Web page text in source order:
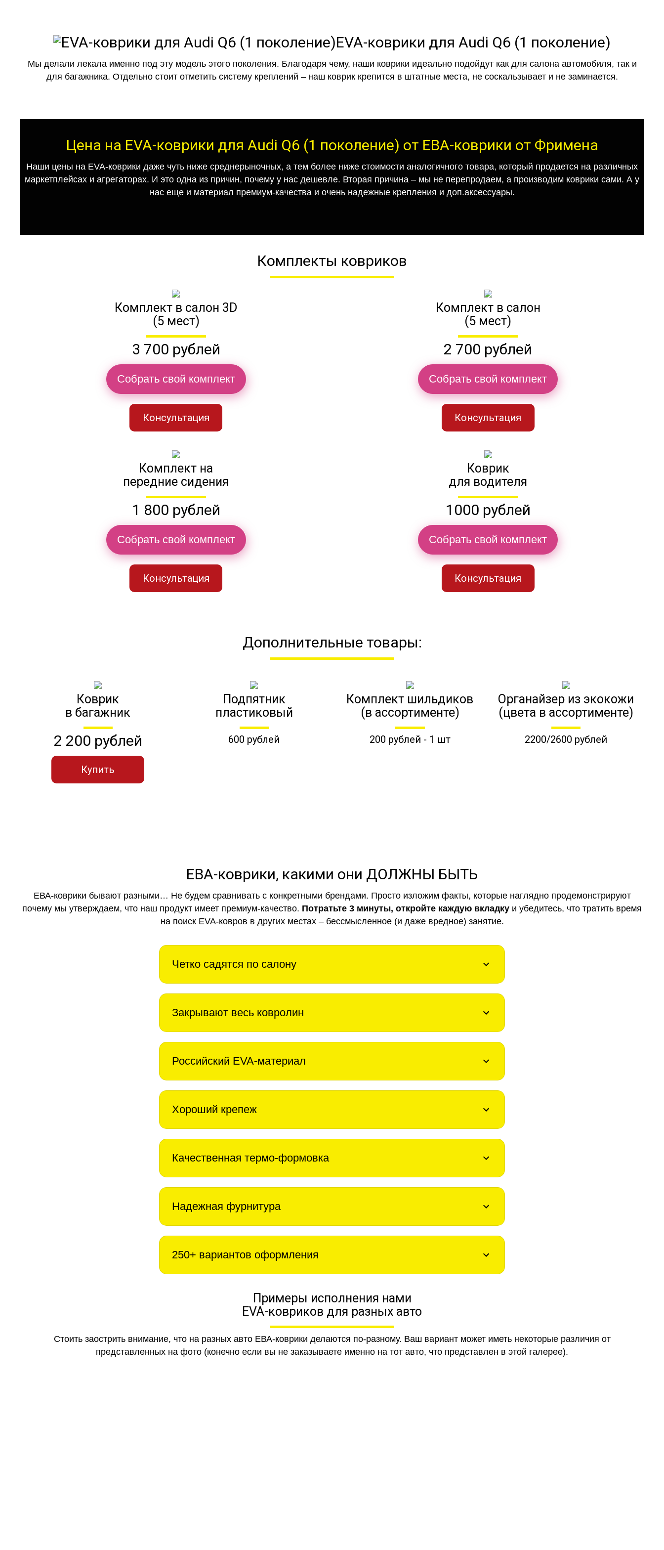
EVA-коврики для Audi Q6 (1 поколение)
Мы делали лекала именно под эту модель этого поколения. Благодаря чему, наши коврики идеально подойдут как для салона автомобиля, так и
для багажника. Отдельно стоит отметить систему креплений – наш коврик крепится в штатные места, не соскальзывает и не заминается.
Цена на EVA-коврики для Audi Q6 (1 поколение) от ЕВА-коврики от Фримена
Наши цены на EVA-коврики даже чуть ниже среднерыночных, а тем более ниже стоимости аналогичного товара, который продается на различных
маркетплейсах и агрегаторах. И это одна из причин, почему у нас дешевле. Вторая причина – мы не перепродаем, а производим коврики сами. А у
нас еще и материал премиум-качества и очень надежные крепления и доп.аксессуары.
Комплекты ковриков
Комплект в салон 3D
(5 мест)
3 700 рублей
Собрать свой комплект
Консультация
Комплект в салон
(5 мест)
2 700 рублей
Собрать свой комплект
Консультация
Комплект на
передние сидения
1 800 рублей
Собрать свой комплект
Консультация
Коврик
для водителя
1000 рублей
Собрать свой комплект
Консультация
Дополнительные товары:
Коврик
в багажник
2 200 рублей
Купить
Подпятник
пластиковый
600 рублей
Комплект шильдиков
(в ассортименте)
200 рублей - 1 шт
Органайзер из экокожи
(цвета в ассортименте)
2200/2600 рублей
ЕВА-коврики, какими они ДОЛЖНЫ БЫТЬ
ЕВА-коврики бывают разными… Не будем сравнивать с конкретными брендами. Просто изложим факты, которые наглядно продемонстрируют
почему мы утверждаем, что наш продукт имеет премиум-качество. Потратьте 3 минуты, откройте каждую вкладку и убедитесь, что тратить время
на поиск EVA-ковров в других местах – бессмысленное (и даже вредное) занятие.
Четко садятся по салону
Закрывают весь ковролин
Российский EVA-материал
Хороший крепеж
Качественная термо-формовка
Надежная фурнитура
250+ вариантов оформления
Примеры исполнения нами
EVA-ковриков для разных авто
Стоить заострить внимание, что на разных авто ЕВА-коврики делаются по-разному. Ваш вариант может иметь некоторые различия от
представленных на фото (конечно если вы не заказываете именно на тот авто, что представлен в этой галерее).